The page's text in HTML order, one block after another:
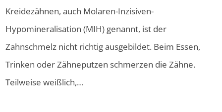
Kreidezähnen, auch Molaren-Inzisiven-
Hypomineralisation (MIH) genannt, ist der
Zahnschmelz nicht richtig ausgebildet. Beim Essen,
Trinken oder Zähneputzen schmerzen die Zähne.
Teilweise weißlich,…